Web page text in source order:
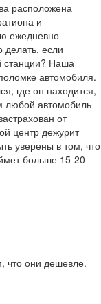
расположена
и
ежедневно
делать, если
станции? Наша
автомобиля.
где он находится,
любой автомобиль
от
центр дежурит
уверены в том, что
больше 15-20
что они дешевле.